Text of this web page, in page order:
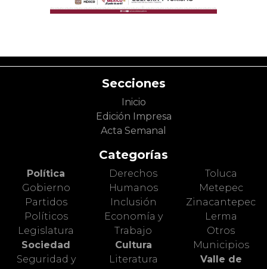
Secciones
Inicio
Edición Impresa
Acta Semanal
Categorías
Política
Gobierno
Partidos
Políticos
Legislatura
Sociedad
Seguridad y
Derechos
Humanos
Inclusión
Economía y
Trabajo
Cultura
Literatura
Toluca
Metepec
Zinacantepec
Lerma
Otros
Municipios
Valle de